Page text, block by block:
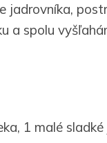
jadrovníka,
a spolu
1 malé